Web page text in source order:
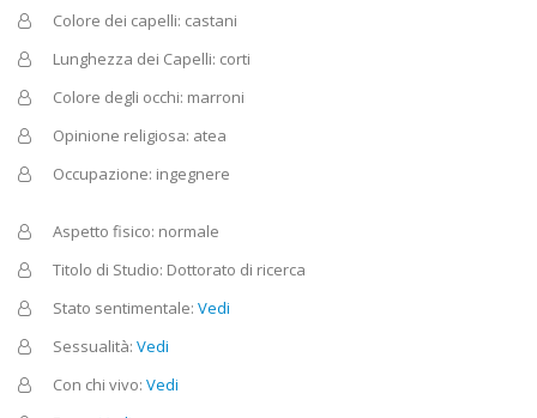
Colore dei capelli: castani
Lunghezza dei Capelli: corti
Colore degli occhi: marroni
Opinione religiosa: atea
Occupazione: ingegnere
Aspetto fisico: normale
Titolo di Studio: Dottorato di ricerca
Stato sentimentale: Vedi
Sessualità: Vedi
Con chi vivo: Vedi